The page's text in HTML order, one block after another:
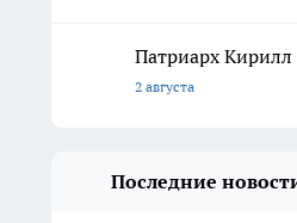
Патриарх
2 августа
Последние